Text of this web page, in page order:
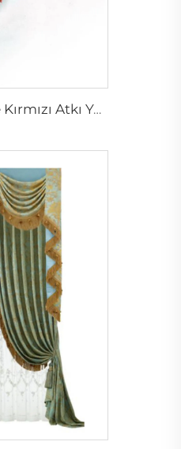
20x20 Atkı Yastık Kapları ve Kırmızı Atkı Yastıkları | Kaliteli Perde Kumaşı